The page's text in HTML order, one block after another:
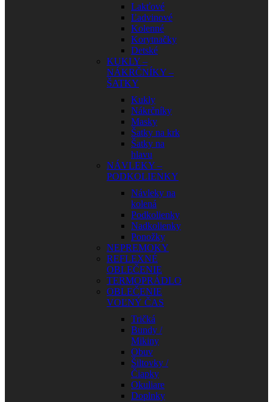
Lakťové
Ľadvinové
Kolenné
Korytnačky
Detské
KUKLY –
NÁKRČNÍKY –
ŠATKY
Kukly
Nákrčníky
Masky
Šatky na krk
Šatky na
hlavu
NÁVLEKY –
PODKOLIENKY
Návleky na
kolená
Podkolienky
Nadkolienky
Ponožky
NEPREMOKY
REFLEXNÉ
OBLEČENIE
TERMOPRÁDLO
OBLEČENIE
VOĽNÝ ČAS
Tričká
Bundy /
Mikiny
Obuv
Šiltovky /
Čiapky
Okuliare
Doplnky